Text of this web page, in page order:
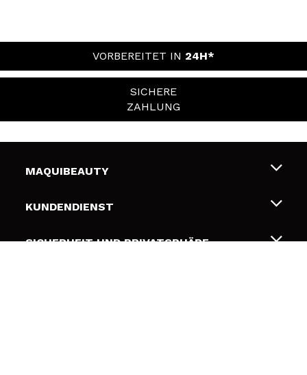
VORBEREITET IN 24H*
SICHERE
ZAHLUNG
MAQUIBEAUTY
Über uns
Geschenkkarten
KUNDENDIENST
Liefer- und Versandkosten
SICHERHEIT UND PRIVATSPHÄRE